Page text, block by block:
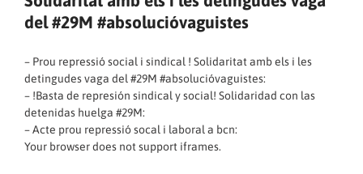
del #29M #absolucióvaguistes
– Prou repressió social i sindical ! Solidaritat amb els i les
detingudes vaga del #29M #absolucióvaguistes:
– !Basta de represión sindical y social! Solidaridad con las
detenidas huelga #29M:
– Acte prou repressió socal i laboral a bcn:
Your browser does not support iframes.